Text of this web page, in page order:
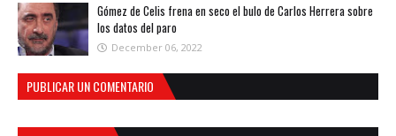
Gómez de Celis frena en seco el bulo de Carlos Herrera sobre
los datos del paro
December 06, 2022
PUBLICAR UN COMENTARIO